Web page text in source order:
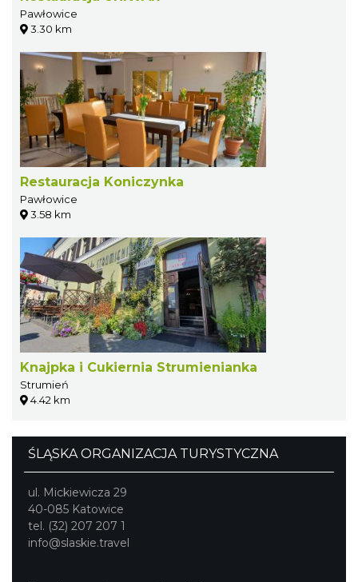
Pawłowice
3.30 km
Restauracja Koniczynka
Pawłowice
3.58 km
Knajpka i Cukiernia Strumienianka
Strumień
4.42 km
ŚLĄSKA ORGANIZACJA TURYSTYCZNA
ul. Mickiewicza 29
40-085 Katowice
tel. (32) 207 207 1
info@slaskie.travel